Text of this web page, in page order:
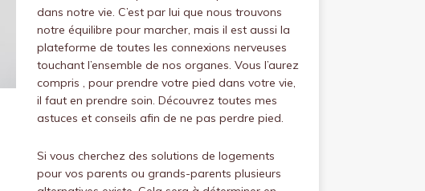
dans notre vie. C’est par lui que nous trouvons
notre équilibre pour marcher, mais il est aussi la
plateforme de toutes les connexions nerveuses
touchant l’ensemble de nos organes. Vous l’aurez
compris , pour prendre votre pied dans votre vie,
il faut en prendre soin. Découvrez toutes mes
astuces et conseils afin de ne pas perdre pied.
Si vous cherchez des solutions de logements
pour vos parents ou grands-parents plusieurs